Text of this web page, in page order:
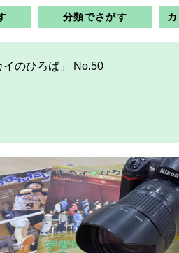
分類でさがす
のひろば」 No.50